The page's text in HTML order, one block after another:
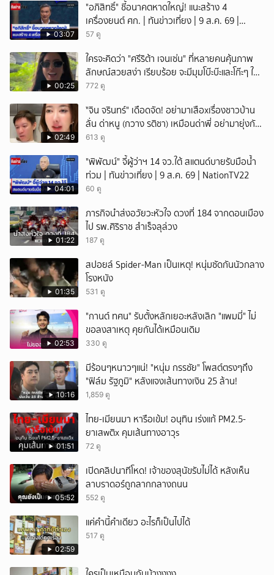
03:07
"อภิสิทธิ์" ชี้อนาคตหาดใหญ่! แนะสร้าง 4
เครื่องยนต์ ศก. | ทันข่าวเที่ยง | 9 ส.ค. 69 |
NationTV22
57 ดู
00:25
ใครจะคิดว่า "ศรีริต้า เจนเซ่น" ที่หลายคนคุ้นภาพ
ลักษณ์สวยสง่า เรียบร้อย จะมีมุมโบ๊ะบ๊ะและโก๊ะๆ ให้
ได้อมยิ้มเหมือนกัน งานนี้ทำเอาแฟนๆ ทั้งเอ็นดูทั้ง
772 ดู
02:49
ั่"จิน จรินทร์" เดือดจัด! อย่ามาเสือxเรื่องชาวบ้าน
ลั่น ด่าหนู (กวาง รติชา) เหมือนด่าพี่ อย่ามายุ่งกับ
คนของผม จบ!!!
613 ดู
04:01
"พิพัฒน์" จี้ผู้ว่าฯ 14 จว.ใต้ สแตนด์บายรับมือน้ำ
ท่วม | ทันข่าวเที่ยง | 9 ส.ค. 69 | NationTV22
60 ดู
01:22
ภารกิจนำส่งอวัยวะหัวใจ ดวงที่ 184 จากดอนเมือง
ไป รพ.ศิริราช สำเร็จลุล่วง
187 ดู
01:35
สปอยล์ Spider-Man เป็นเหตุ! หนุ่มซัดกันนัวกลาง
โรงหนัง
531 ดู
02:53
"กานต์ ทศน" รับตั้งหลักเยอะหลังเลิก "แพมมี่" ไม่
ขอลงสาเหตุ คุยกันได้เหมือนเดิม
330 ดู
10:16
มีร้อนๆหนาวๆแน่! "หนุ่ม กรรชัย" โพสต์ตรงๆถึง
"ฟิล์ม รัฐภูมิ" หลังแจงเส้นทางเงิน 25 ล้าน!
1,859 ดู
01:51
ไทย-เมียนมา หารือเข้ม! อนุทิน เร่งแก้ PM2.5-
ยาเสwติx คุมเส้นทางอาวุs
72 ดู
05:52
เปิดคลิปนาทีโหด! เจ้าของสุนัขรับไม่ได้ หลังเห็น
ลาบราดอร์ถูกลากกลางถนน
552 ดู
02:59
แค่คำนี้คำเดียว อะไรก็เป็นไปได้
517 ดู